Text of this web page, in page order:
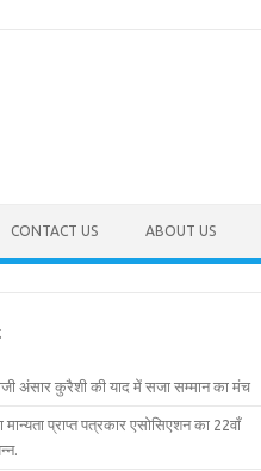
CONTACT US ABOUT US
अंसार कुरैशी की याद में सजा सम्मान का मंच
प्राप्त पत्रकार एसोसिएशन का 22वाँ